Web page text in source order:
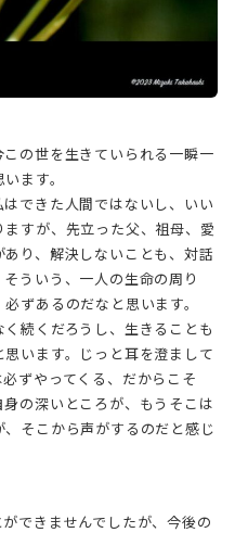
の世を生きていられる一瞬一
ます。
できた人間ではないし、いい
すが、先立った父、祖母、愛
り、解決しないことも、対話
ういう、一人の生命の周り
ずあるのだなと思います。
続くだろうし、生きることも
います。じっと耳を澄まして
ずやってくる、だからこそ
身の深いところが、もうそこは
そこから声がするのだと感じ
できませんでしたが、今後の